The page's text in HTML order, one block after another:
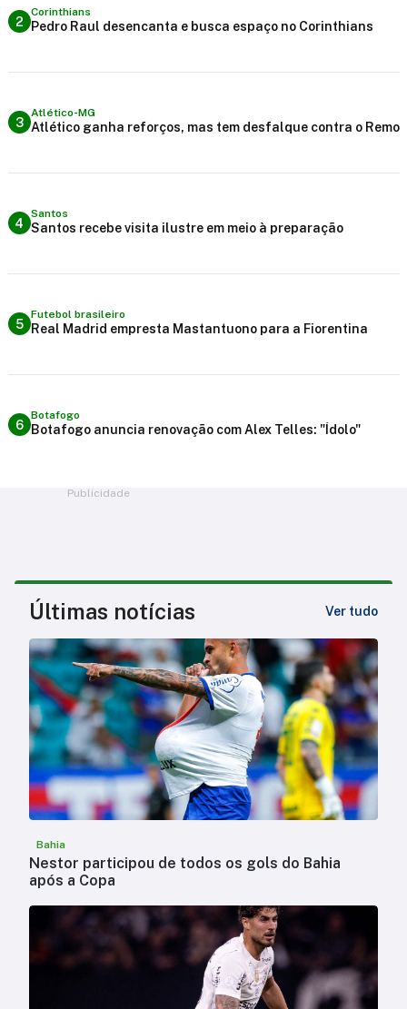
2
Corinthians
Pedro Raul desencanta e busca espaço no Corinthians
3
Atlético-MG
Atlético ganha reforços, mas tem desfalque contra o Remo
4
Santos
Santos recebe visita ilustre em meio à preparação
5
Futebol brasileiro
Real Madrid empresta Mastantuono para a Fiorentina
6
Botafogo
Botafogo anuncia renovação com Alex Telles: "Ídolo"
Publicidade
Últimas notícias Ver tudo
Bahia
Nestor participou de todos os gols do Bahia
após a Copa